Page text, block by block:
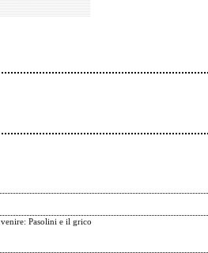
Pasolini e il grico